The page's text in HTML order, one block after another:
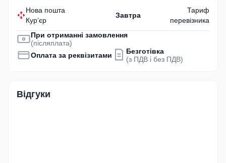
Нова пошта
Кур’єр
Завтра
Тариф
перевізника
При отриманні замовлення
(післяплата)
Оплата за реквізитами
Безготівка
(з ПДВ і без ПДВ)
Відгуки